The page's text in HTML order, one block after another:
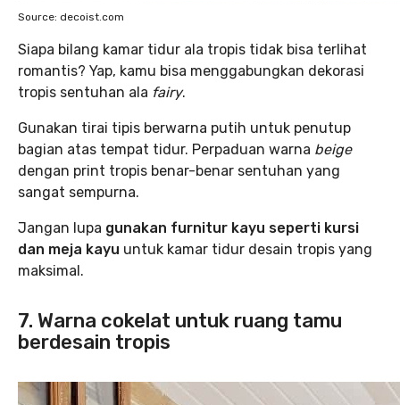
Source: decoist.com
Siapa bilang kamar tidur ala tropis tidak bisa terlihat
romantis? Yap, kamu bisa menggabungkan dekorasi
tropis sentuhan ala fairy.
Gunakan tirai tipis berwarna putih untuk penutup
bagian atas tempat tidur. Perpaduan warna beige
dengan print tropis benar-benar sentuhan yang
sangat sempurna.
Jangan lupa gunakan furnitur kayu seperti kursi
dan meja kayu untuk kamar tidur desain tropis yang
maksimal.
7. Warna cokelat untuk ruang tamu
berdesain tropis